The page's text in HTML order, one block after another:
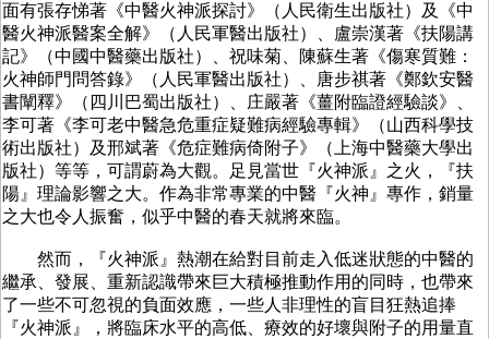
面有張存悌著《中醫火神派探討》（人民衛生出版社）及《中
醫火神派醫案全解》（人民軍醫出版社）、盧崇漢著《扶陽講
記》（中國中醫藥出版社）、祝味菊、陳蘇生著《傷寒質難：
火神師門問答錄》（人民軍醫出版社）、唐步祺著《鄭欽安醫
書闡釋》（四川巴蜀出版社）、庄嚴著《薑附臨證經驗談》、
李可著《李可老中醫急危重症疑難病經驗專輯》（山西科學技
術出版社）及邢斌著《危症難病倚附子》（上海中醫藥大學出
版社）等等，可謂蔚為大觀。足見當世『火神派』之火，『扶
陽』理論影響之大。作為非常專業的中醫『火神』專作，銷量
之大也令人振奮，似乎中醫的春天就將來臨。
然而，『火神派』熱潮在給對目前走入低迷狀態的中醫的
繼承、發展、重新認識帶來巨大積極推動作用的同時，也帶來
了一些不可忽視的負面效應，一些人非理性的盲目狂熱追捧
『火神派』，將臨床水平的高低、療效的好壞與附子的用量直